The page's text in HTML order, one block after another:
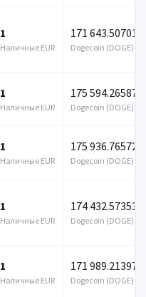
1
Наличные EUR
171 643.507013
Dogecoin (DOGE)
1
Наличные EUR
175 594.265875
Dogecoin (DOGE)
1
Наличные EUR
175 936.765726
Dogecoin (DOGE)
1
Наличные EUR
174 432.573531
Dogecoin (DOGE)
1
Наличные EUR
171 989.213976
Dogecoin (DOGE)